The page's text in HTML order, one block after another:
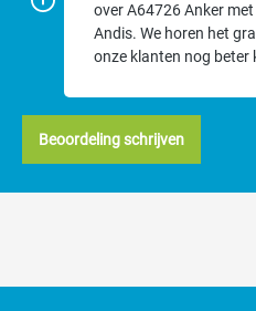
over A64726 Anker met
Andis. We horen het
onze klanten nog beter
Beoordeling schrijven